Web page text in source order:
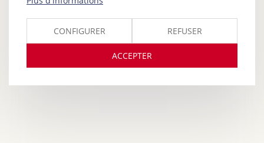
CONFIGURER REFUSER
ACCEPTER